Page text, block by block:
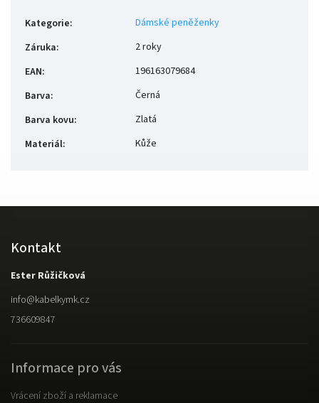
Kategorie:
Dámské peněženky
Záruka:
2 roky
EAN:
196163079684
Barva:
Černá
Barva kovu:
Zlatá
Materiál: Kůže
Kontakt
Ester Růžičková
info@kabelkymk.cz
736609847
Informace pro vás
Vrácení zboží a reklamace